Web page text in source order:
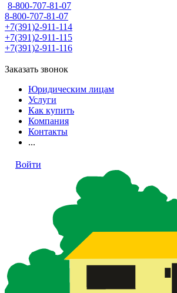
8-800-707-81-07
8-800-707-81-07
+7(391)2-911-114
+7(391)2-911-115
+7(391)2-911-116
Заказать звонок
Юридическим лицам
Услуги
Как купить
Компания
Контакты
...
Войти